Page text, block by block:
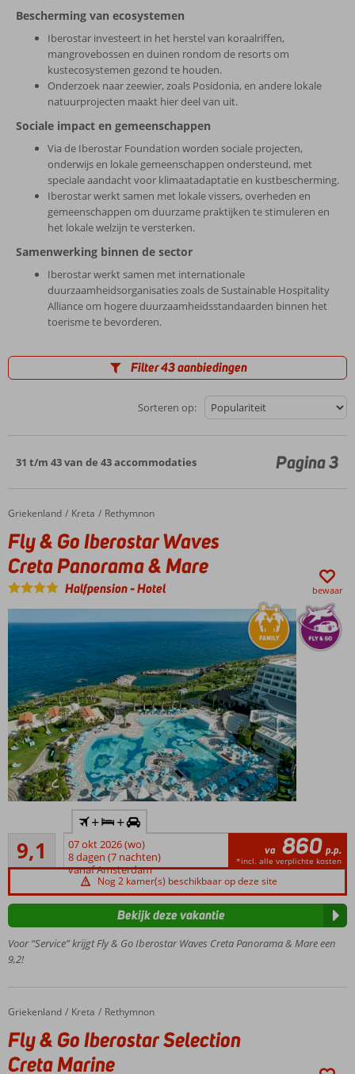
Bescherming van ecosystemen
Iberostar investeert in het herstel van koraalriffen,
mangrovebossen en duinen rondom de resorts om
kustecosystemen gezond te houden.
Onderzoek naar zeewier, zoals Posidonia, en andere lokale
natuurprojecten maakt hier deel van uit.
Sociale impact en gemeenschappen
Via de Iberostar Foundation worden sociale projecten,
onderwijs en lokale gemeenschappen ondersteund, met
speciale aandacht voor klimaatadaptatie en kustbescherming.
Iberostar werkt samen met lokale vissers, overheden en
gemeenschappen om duurzame praktijken te stimuleren en
het lokale welzijn te versterken.
Samenwerking binnen de sector
Iberostar werkt samen met internationale
duurzaamheidsorganisaties zoals de Sustainable Hospitality
Alliance om hogere duurzaamheidsstandaarden binnen het
toerisme te bevorderen.
Filter 43 aanbiedingen
Sorteren op:
31 t/m 43 van de 43 accommodaties Pagina 3
Home
Griekenland Kreta Rethymnon
Fly & Go Iberostar Waves Creta Panorama & Mare
Fly & Go Iberostar Waves
Creta Panorama & Mare
Halfpension-Hotel bewaar
Prachtig gelegen
direct aan een
baai met
zand-/kiezelstrand
genieten
in de
hotel met veel
voor veel
vermaak
9,1Uitstekend
116
beoordelingen
+ +
07 okt 2026 (wo)
8 dagen (7 nachten)
vanaf Amsterdam
va 860 p.p.
*incl. alle verplichte kosten
Nog 2 kamer(s) beschikbaar op deze site
Voor “Service” krijgt Fly & Go Iberostar Waves Creta Panorama & Mare een
9,2!
Bekijk deze vakantie
Home
Griekenland Kreta Rethymnon
Fly & Go Iberostar Selection Creta Marine
Fly & Go Iberostar Selection
Creta Marine